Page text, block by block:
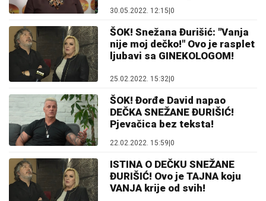
30.05.2022. 12:15|0
ŠOK! Snežana Đurišić: "Vanja
nije moj dečko!" Ovo je rasplet
ljubavi sa GINEKOLOGOM!
25.02.2022. 15:32 0
ŠOK! Đorđe David napao
DEČKA SNEŽANE ĐURIŠIĆ!
Pjevačica bez teksta!
22.02.2022. 15:59|0
ISTINA O DEČKU SNEŽANE
ĐURIŠIĆ! Ovo je TAJNA koju
VANJA krije od svih!